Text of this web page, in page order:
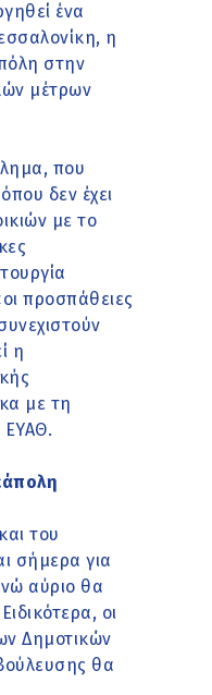
ένα
η
στην
μέτρων
που
δεν έχει
με το
προσπάθειες
η
με τη
ΕΥΑΘ.
του
σήμερα για
αύριο θα
οι
Δημοτικών
θα